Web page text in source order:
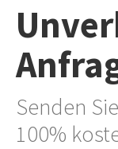
HANDY / TABLET
ABLAUF
RICHTIG
REFERENZEN
Senden
100%